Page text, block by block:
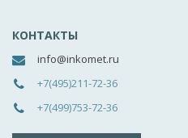
КОНТАКТЫ
info@inkomet.ru
+7(495)211-72-36
+7(499)753-72-36